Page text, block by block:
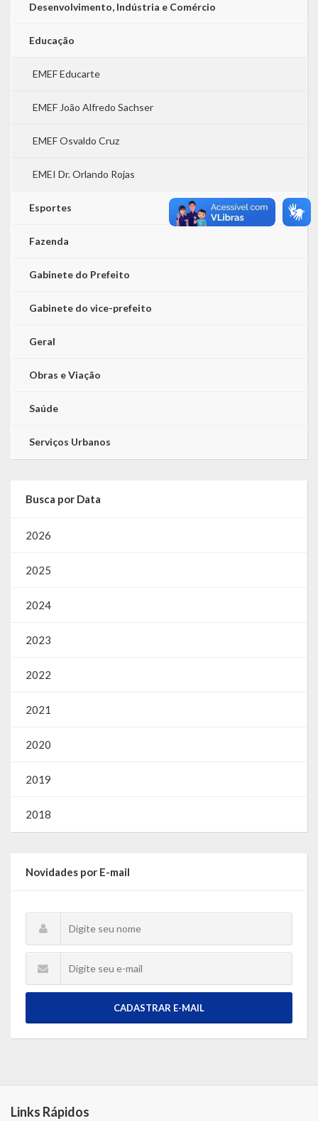
Desenvolvimento, Indústria e Comércio
Educação
EMEF Educarte
EMEF João Alfredo Sachser
EMEF Osvaldo Cruz
EMEI Dr. Orlando Rojas
Esportes
Fazenda
Gabinete do Prefeito
Gabinete do vice-prefeito
Geral
Obras e Viação
Saúde
Serviços Urbanos
Busca por Data
2026
2025
2024
2023
2022
2021
2020
2019
2018
Novidades por E-mail
CADASTRAR E-MAIL
Links Rápidos